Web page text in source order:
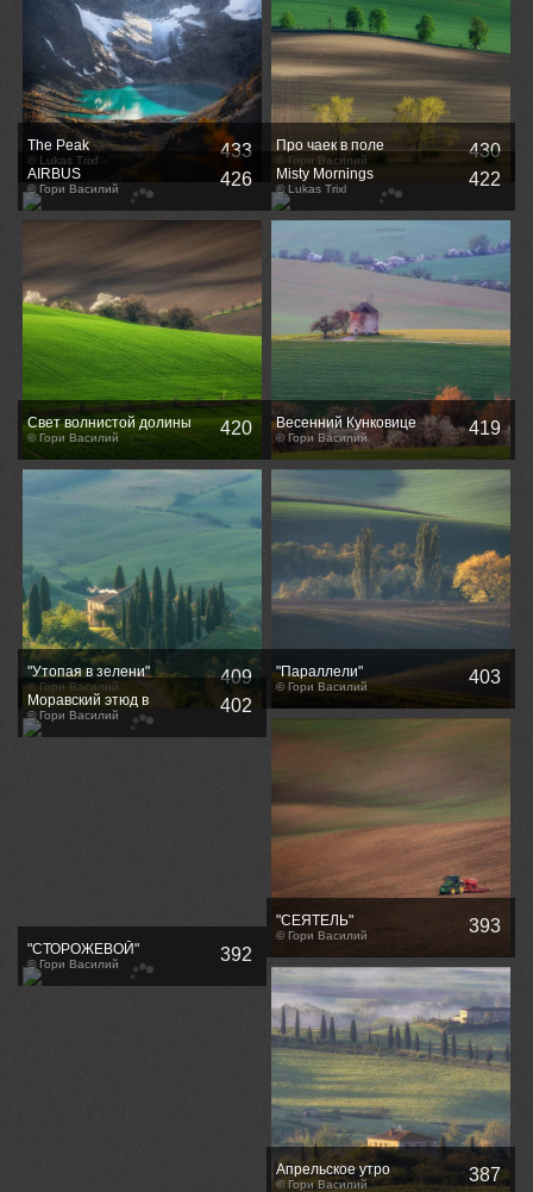
The Peak
© Lukas Trixl 433 Про чаек в поле
© Гори Василий 430
AIRBUS
© Гори Василий 426 Misty Mornings
© Lukas Trixl 422
Свет волнистой долины
© Гори Василий 420 Весенний Кунковице
© Гори Василий 419
"Утопая в зелени"
© Гори Василий 409 "Параллели"
© Гори Василий 403
Моравский этюд в
пастельных тонах
© Гори Василий 402
"СЕЯТЕЛЬ"
© Гори Василий 393
"СТОРОЖЕВОЙ"
© Гори Василий 392
Апрельское утро
© Гори Василий 387